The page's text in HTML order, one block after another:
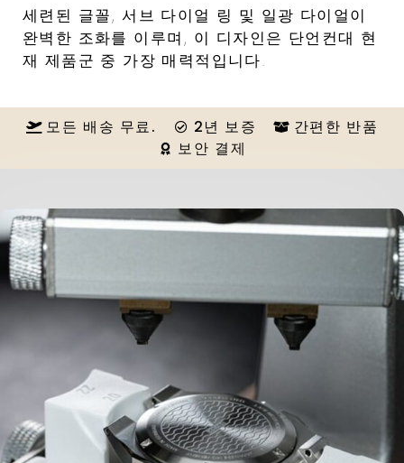
세련된 글꼴, 서브 다이얼 링 및 일광 다이얼이
완벽한 조화를 이루며, 이 디자인은 단언컨대 현
재 제품군 중 가장 매력적입니다.
모든 배송 무료. 2년 보증
간편한 반품
보안 결제